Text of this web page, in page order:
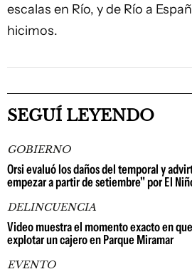
escalas en Río, y de Río a
hicimos.
SEGUÍ LEYENDO
GOBIERNO
Orsi evaluó los daños del temporal y
empezar a partir de setiembre" por El
DELINCUENCIA
Video muestra el momento exacto en
explotar un cajero en Parque Miramar
EVENTO